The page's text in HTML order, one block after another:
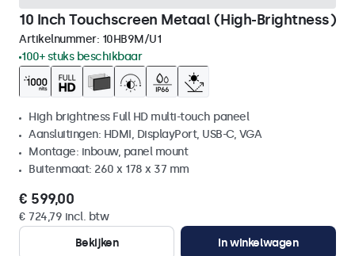
10 Inch Touchscreen Metaal (High-Brightness)
Artikelnummer: 10HB9M/U1
100+ stuks beschikbaar
High brightness Full HD multi-touch paneel
Aansluitingen: HDMI, DisplayPort, USB-C, VGA
Montage: inbouw, panel mount
Buitenmaat: 260 x 178 x 37 mm
€ 599,00
€ 724,79 incl. btw
Bekijken
In winkelwagen